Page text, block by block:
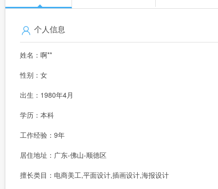
个人信息
姓名：啊**
性别：女
出生：1980年4月
学历：本科
工作经验：9年
居住地址：广东-佛山-顺德区
擅长类目：电商美工,平面设计,插画设计,海报设计